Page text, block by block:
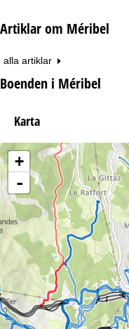
Artiklar om Méribel
alla artiklar
Boenden i Méribel
Karta
+
-